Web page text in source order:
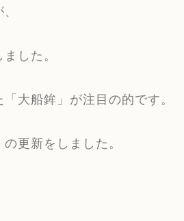
した。
大船鉾」が注目の的です。
の更新をしました。